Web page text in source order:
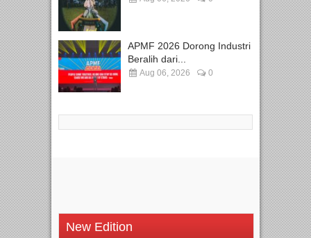
APMF 2026 Dorong Industri
Beralih dari...
Aug 06, 2026 0
New Edition